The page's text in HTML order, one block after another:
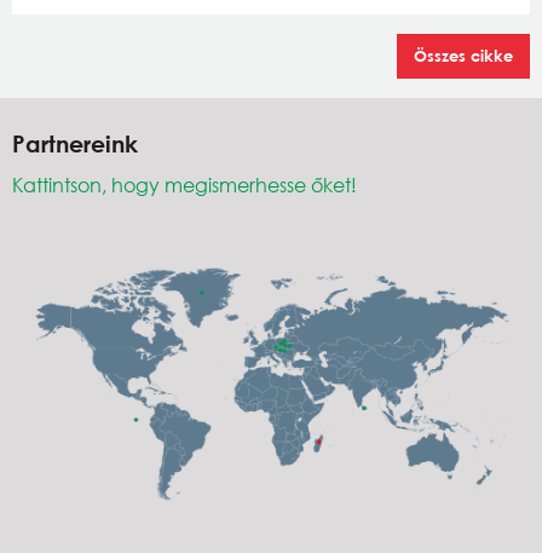
Összes cikke
Partnereink
Kattintson, hogy megismerhesse őket!